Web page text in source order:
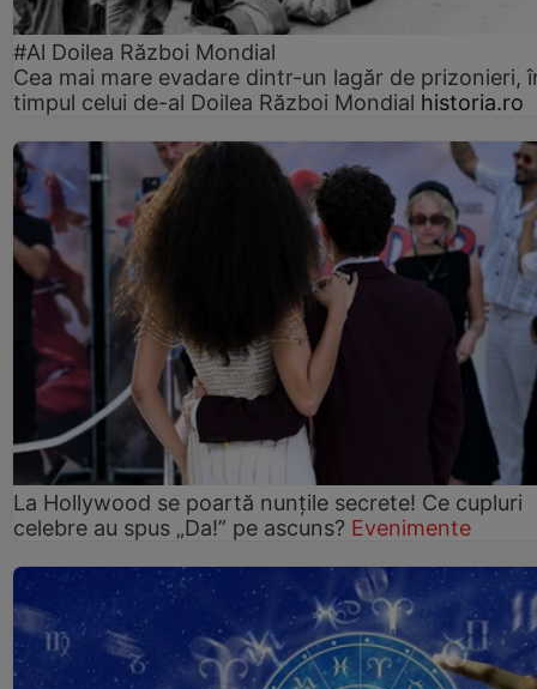
#Al Doilea Război Mondial
Cea mai mare evadare dintr-un lagăr de prizonieri,
timpul celui de-al Doilea Război Mondial historia.ro
La Hollywood se poartă nunțile secrete! Ce cupluri
celebre au spus „Da!” pe ascuns? Evenimente